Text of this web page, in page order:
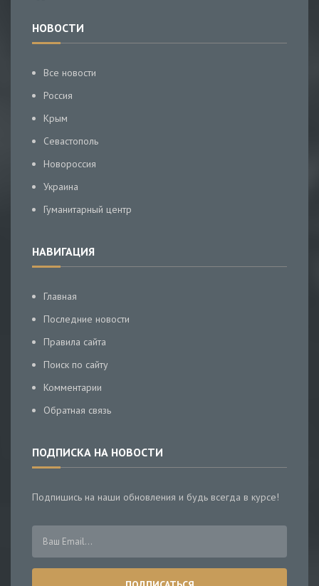
НОВОСТИ
Все новости
Россия
Крым
Севастополь
Новороссия
Украина
Гуманитарный центр
НАВИГАЦИЯ
Главная
Последние новости
Правила сайта
Поиск по сайту
Комментарии
Обратная связь
ПОДПИСКА НА НОВОСТИ
Подпишись на наши обновления и будь всегда в курсе!